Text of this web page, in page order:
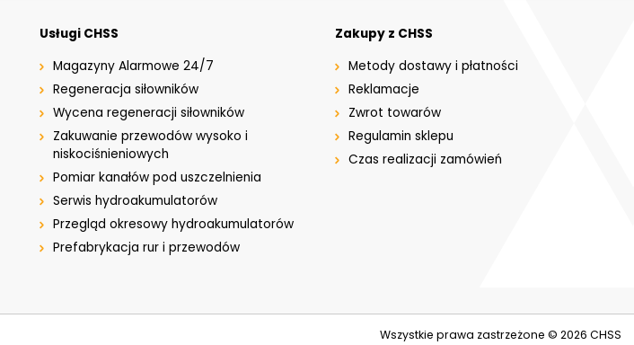
Usługi CHSS
Magazyny Alarmowe 24/7
Regeneracja siłowników
Wycena regeneracji siłowników
Zakuwanie przewodów wysoko i
niskociśnieniowych
Pomiar kanałów pod uszczelnienia
Serwis hydroakumulatorów
Przegląd okresowy hydroakumulatorów
Prefabrykacja rur i przewodów
Zakupy z CHSS
Metody dostawy i płatności
Reklamacje
Zwrot towarów
Regulamin sklepu
Czas realizacji zamówień
Wszystkie prawa zastrzeżone © 2026CHSS